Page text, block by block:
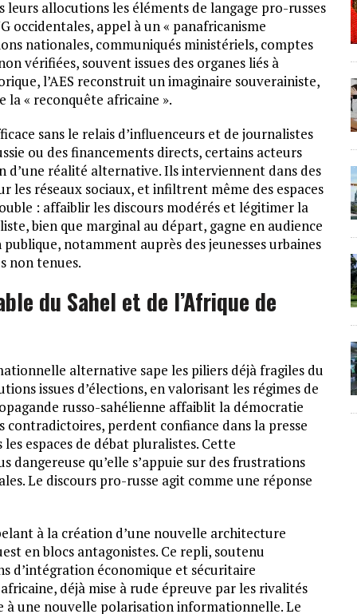
allocutions les éléments de langage pro-russes
occidentales, appel à un « panafricanisme
nationales, communiqués ministériels, comptes
vérifiées, souvent issues des organes liés à
l’AES reconstruit un imaginaire souverainiste,
la « reconquête africaine ».
sans le relais d’influenceurs et de journalistes
ou des financements directs, certains acteurs
réalité alternative. Ils interviennent dans des
réseaux sociaux, et infiltrent même des espaces
: affaiblir les discours modérés et légitimer la
bien que marginal au départ, gagne en audience
notamment auprès des jeunesses urbaines
non tenues.
du Sahel et de l’Afrique de
alternative sape les piliers déjà fragiles du
issues d’élections, en valorisant les régimes de
russo-sahélienne affaiblit la démocratie
contradictoires, perdent confiance dans la presse
espaces de débat pluralistes. Cette
qu’elle s’appuie sur des frustrations
Le discours pro-russe agit comme une réponse
à la création d’une nouvelle architecture
en blocs antagonistes. Ce repli, soutenu
d’intégration économique et sécuritaire
déjà mise à rude épreuve par les rivalités
à une nouvelle polarisation informationnelle. Le